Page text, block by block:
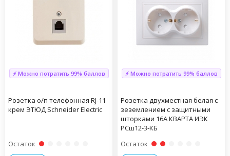
⚡ Можно потратить 99% баллов
Розетка о/п телефонная RJ-11
крем ЭТЮД Schneider Electric
Остаток
⚡ Можно потратить 99% баллов
Розетка двухместная белая с
зеземлением с защитными
шторками 16А КВАРТА ИЭК
РСш12-3-КБ
Остаток